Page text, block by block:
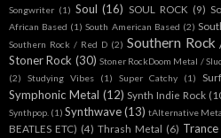
Songwriter (1) Soul (16) SOUL ROCK (9)
African Based (1) South American Based (2)
Southern Rock / Red D (2) Southern
Stoner Rock (30) Stoner RockDoom Metal /
(2)
Studying Vibes (1) Super Catchy (1)
Symphonic Metal (12) Synth Indie Rock
Synthpop. (1) Synthwave (13) tAlternative
BEATLES ETC) (4) Thrash Metal (6) Trance